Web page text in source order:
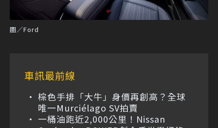
圖／Ford
車訊最前線
棕色手排「大牛」身價再創高？全球
唯一Murciélago SV拍賣
一桶油跑近2,000公里！Nissan